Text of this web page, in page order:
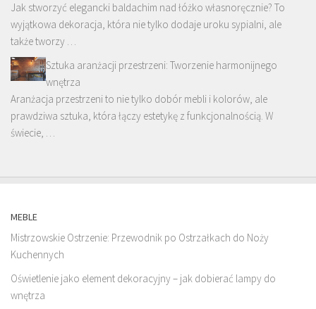
Jak stworzyć elegancki baldachim nad łóżko własnoręcznie? To
wyjątkowa dekoracja, która nie tylko dodaje uroku sypialni, ale
także tworzy …
Sztuka aranżacji przestrzeni: Tworzenie harmonijnego
wnętrza
Aranżacja przestrzeni to nie tylko dobór mebli i kolorów, ale
prawdziwa sztuka, która łączy estetykę z funkcjonalnością. W
świecie, …
MEBLE
Mistrzowskie Ostrzenie: Przewodnik po Ostrzałkach do Noży
Kuchennych
Oświetlenie jako element dekoracyjny – jak dobierać lampy do
wnętrza